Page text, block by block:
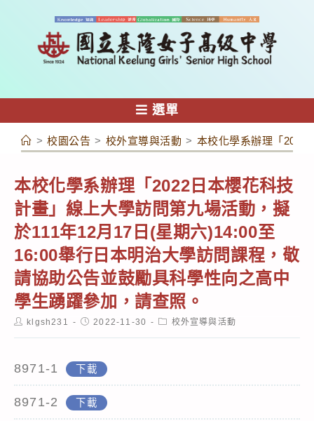
容
選單
> 校園公告 > 校外宣導與活動 > 本校化學系辦理「2022
本校化學系辦理「2022日本櫻花科技
計畫」線上大學訪問第九場活動，擬
於111年12月17日(星期六)14:00至
16:00舉行日本明治大學訪問課程，敬
請協助公告並鼓勵具科學性向之高中
學生踴躍參加，請查照。
Postklgsh231
Post2022-11-30
Post校外宣導與活動
8971-1 下載
8971-2 下載